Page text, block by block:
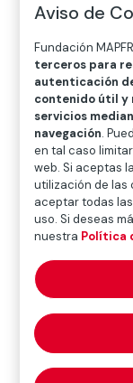
De
acumulativo,
estabilidad
calculará y
Aviso de
Fundación
terceros para
autenticación
contenido útil y
servicios
navegación.
en tal caso
web. Si aceptas
utilización de las
aceptar todas
uso. Si deseas
nuestra Política